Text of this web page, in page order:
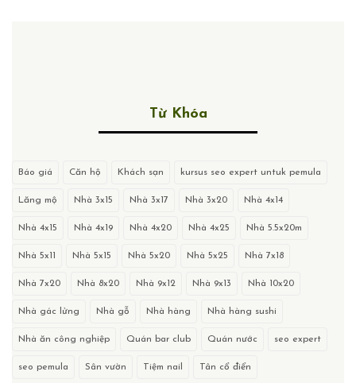
Từ Khóa
Báo giá Căn hộ Khách sạn kursus seo expert untuk pemula
Lăng mộ Nhà 3x15 Nhà 3x17 Nhà 3x20 Nhà 4x14
Nhà 4x15 Nhà 4x19 Nhà 4x20 Nhà 4x25 Nhà 5.5x20m
Nhà 5x11 Nhà 5x15 Nhà 5x20 Nhà 5x25 Nhà 7x18
Nhà 7x20 Nhà 8x20 Nhà 9x12 Nhà 9x13 Nhà 10x20
Nhà gác lửng Nhà gỗ Nhà hàng Nhà hàng sushi
Nhà ăn công nghiệp Quán bar club Quán nước seo expert
seo pemula Sân vườn Tiệm nail Tân cổ điển